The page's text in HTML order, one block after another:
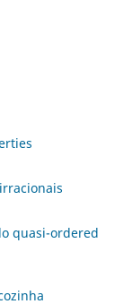
quasi-ordered